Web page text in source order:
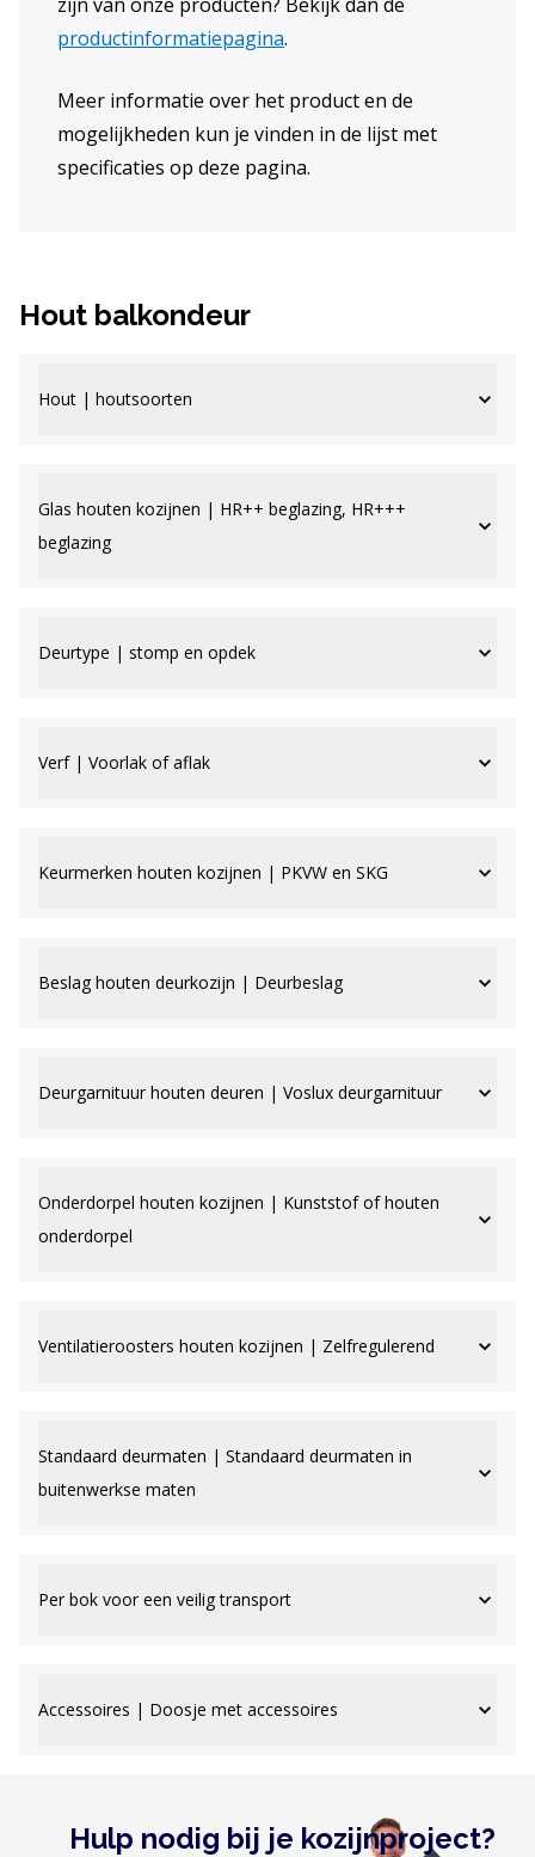
productinformatiepagina.
Meer informatie over het product en de
mogelijkheden kun je vinden in de lijst met
specificaties op deze pagina.
Hout balkondeur
Hout | houtsoorten
Glas houten kozijnen | HR++ beglazing, HR+++
beglazing
Deurtype | stomp en opdek
Verf | Voorlak of aflak
Keurmerken houten kozijnen | PKVW en SKG
Beslag houten deurkozijn | Deurbeslag
Deurgarnituur houten deuren | Voslux deurgarnituur
Onderdorpel houten kozijnen | Kunststof of houten
onderdorpel
Ventilatieroosters houten kozijnen | Zelfregulerend
Standaard deurmaten | Standaard deurmaten in
buitenwerkse maten
Per bok voor een veilig transport
Accessoires | Doosje met accessoires
Hulp nodig bij je kozijnproject?